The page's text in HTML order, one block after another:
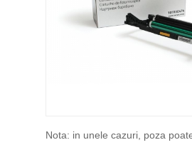
Nota: in unele cazuri, poza